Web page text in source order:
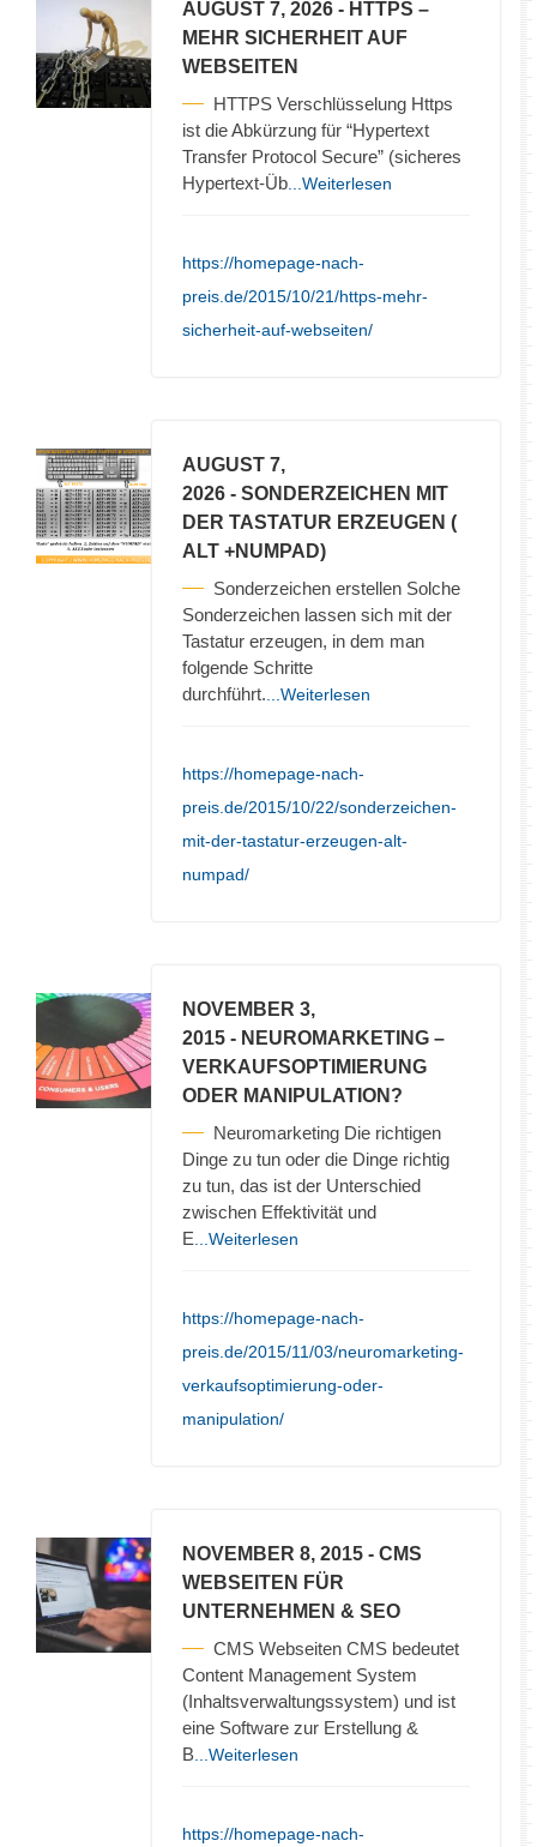
AUGUST 7, 2026 - HTTPS –
MEHR SICHERHEIT AUF
WEBSEITEN
HTTPS Verschlüsselung Https
ist die Abkürzung für “Hypertext
Transfer Protocol Secure” (sicheres
Hypertext-Üb ...Weiterlesen
https://homepage-nach-
preis.de/2015/10/21/https-mehr-
sicherheit-auf-webseiten/
AUGUST 7,
2026 - SONDERZEICHEN MIT
DER TASTATUR ERZEUGEN (
ALT +NUMPAD)
Sonderzeichen erstellen Solche
Sonderzeichen lassen sich mit der
Tastatur erzeugen, in dem man
folgende Schritte
durchführt. ...Weiterlesen
https://homepage-nach-
preis.de/2015/10/22/sonderzeichen-
mit-der-tastatur-erzeugen-alt-
numpad/
NOVEMBER 3,
2015 - NEUROMARKETING –
VERKAUFSOPTIMIERUNG
ODER MANIPULATION?
Neuromarketing Die richtigen
Dinge zu tun oder die Dinge richtig
zu tun, das ist der Unterschied
zwischen Effektivität und
E ...Weiterlesen
https://homepage-nach-
preis.de/2015/11/03/neuromarketing-
verkaufsoptimierung-oder-
manipulation/
NOVEMBER 8, 2015 - CMS
WEBSEITEN FÜR
UNTERNEHMEN & SEO
CMS Webseiten CMS bedeutet
Content Management System
(Inhaltsverwaltungssystem) und ist
eine Software zur Erstellung &
B ...Weiterlesen
https://homepage-nach-